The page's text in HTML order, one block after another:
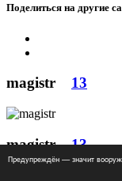
Предупреждён — значит
Поделиться на другие
magistr 13
magistr 13